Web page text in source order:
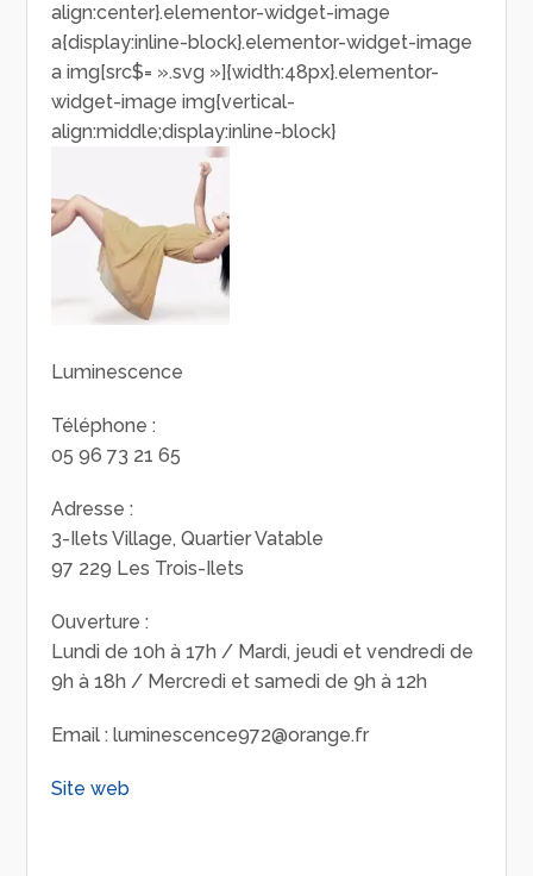
align:center}.elementor-widget-image
a{display:inline-block}.elementor-widget-image
a img[src$= ».svg »]{width:48px}.elementor-
widget-image img{vertical-
align:middle;display:inline-block}
Luminescence
Téléphone :
05 96 73 21 65
Adresse :
3-Ilets Village, Quartier Vatable
97 229 Les Trois-Ilets
Ouverture :
Lundi de 10h à 17h / Mardi, jeudi et vendredi de
9h à 18h / Mercredi et samedi de 9h à 12h
Email : luminescence972@orange.fr
Site web